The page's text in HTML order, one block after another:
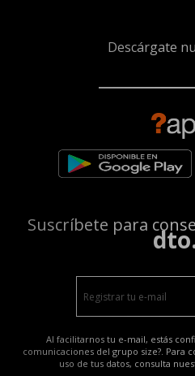
Descárgate
Suscríbete para
Al facilitarnos tu e-mail, estás
comunicaciones del grupo size?. Para
uso de tus datos, consulta